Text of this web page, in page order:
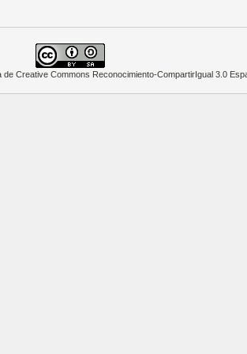
de Creative Commons Reconocimiento-CompartirIgual 3.0